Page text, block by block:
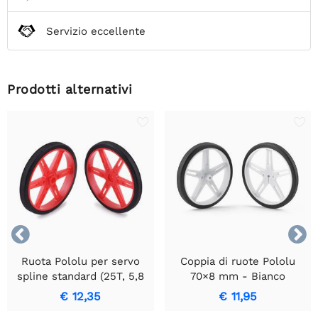
Servizio eccellente
Prodotti alternativi


Ruota Pololu per servo
spline standard (25T, 5,8
mm) - 70×8 mm, rossa,
confezione da 2
€ 12,35
Coppia di ruote Pololu
70×8 mm - Bianco
€ 11,95